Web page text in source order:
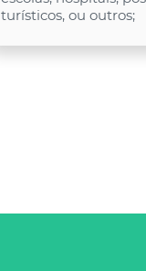
turísticos, ou outros;